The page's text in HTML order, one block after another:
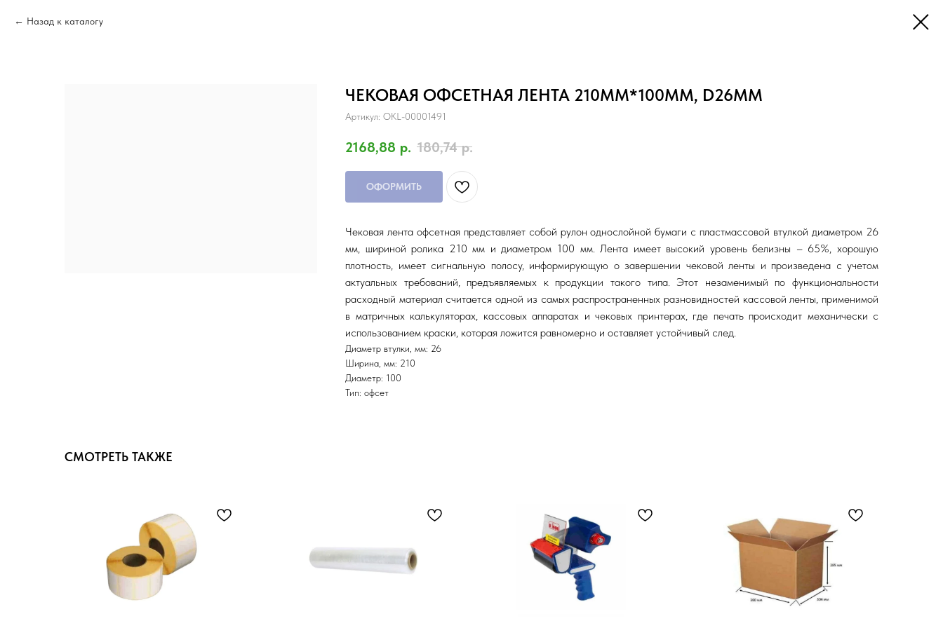
Назад к каталогу
ЧЕКОВАЯ ОФСЕТНАЯ ЛЕНТА 210ММ*100ММ, D26ММ
Артикул: OKL-00001491
2168,88 р. 180,74 р.
ОФОРМИТЬ
Чековая лента офсетная представляет собой рулон однослойной бумаги с пластмассовой втулкой диаметром 26
мм, шириной ролика 210 мм и диаметром 100 мм. Лента имеет высокий уровень белизны – 65%, хорошую
плотность, имеет сигнальную полосу, информирующую о завершении чековой ленты и произведена с учетом
актуальных требований, предъявляемых к продукции такого типа. Этот незаменимый по функциональности
расходный материал считается одной из самых распространенных разновидностей кассовой ленты, применимой
в матричных калькуляторах, кассовых аппаратах и чековых принтерах, где печать происходит механически с
использованием краски, которая ложится равномерно и оставляет устойчивый след.
Диаметр втулки, мм: 26
Ширина, мм: 210
Диаметр: 100
Тип: офсет
СМОТРЕТЬ ТАКЖЕ